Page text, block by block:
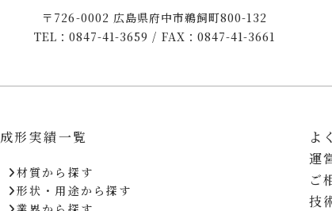
〒726-0002 広島県府中市鵜飼町800-132
TEL：0847-41-3659 / FAX：0847-41-3661
成形実績一覧
材質から探す
形状・用途から探す
よ
運
ご
技